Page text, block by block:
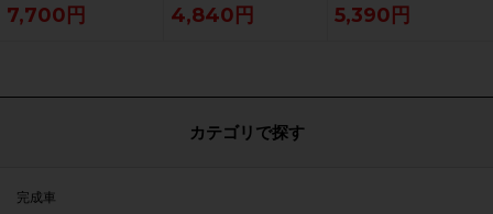
7,700円 4,840円 5,390円
カテゴリで探す
完成車